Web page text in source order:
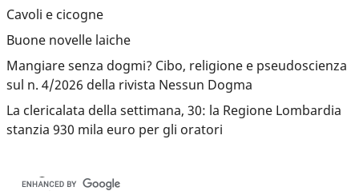
Cavoli e cicogne
Buone novelle laiche
Mangiare senza dogmi? Cibo, religione e pseudoscienza
sul n. 4/2026 della rivista Nessun Dogma
La clericalata della settimana, 30: la Regione Lombardia
stanzia 930 mila euro per gli oratori